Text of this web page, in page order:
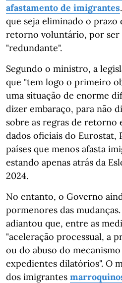
afastamento de imigrantes
que seja eliminado o prazo
retorno voluntário, por ser
"redundante".
Segundo o ministro, a
que "tem logo o primeiro
uma situação de enorme
dizer embaraço, para não
sobre as regras de retorno
dados oficiais do Eurostat,
países que menos afasta
estando apenas atrás da
2024.
No entanto, o Governo
pormenores das
adiantou que, entre as
"aceleração processual, a
ou do abuso do
expedientes dilatórios". O
dos imigrantes